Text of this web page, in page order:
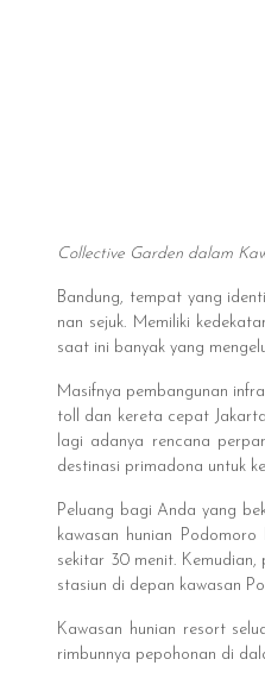
Collective Garden dalam
Bandung, tempat yang
nan sejuk. Memiliki
saat ini banyak yang
Masifnya pembangunan
toll dan kereta cepat
lagi adanya rencana
destinasi primadona untuk
Peluang bagi Anda yang
kawasan hunian
sekitar 30 menit.
stasiun di depan kawasan
Kawasan hunian resort
rimbunnya pepohonan di